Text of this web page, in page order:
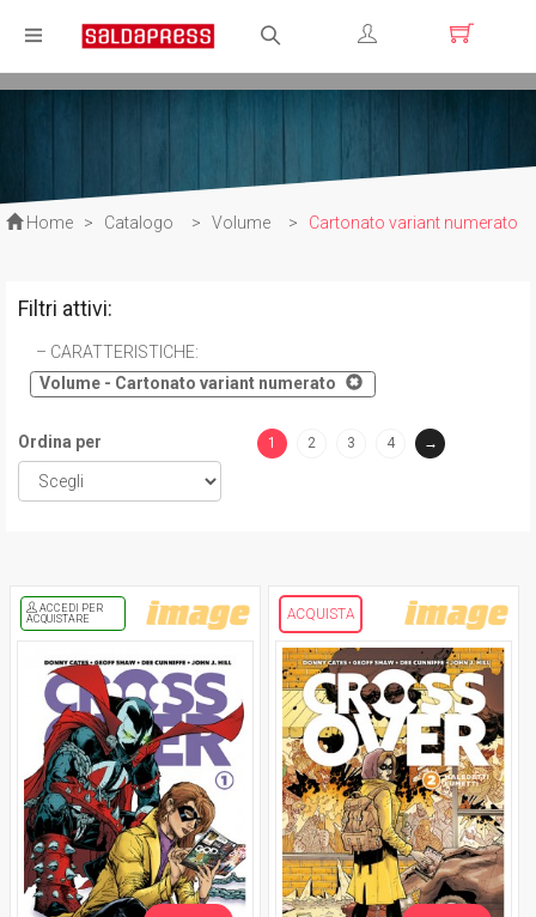
Registrati
Home > Catalogo > Volume > Cartonato variant numerato
Filtri attivi:
CARATTERISTICHE:
Volume - Cartonato variant numerato
Ordina per
1
2 3 4 →
ACCEDI PER
ACQUISTARE
ACQUISTA